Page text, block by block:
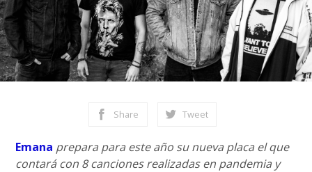
Share Tweet
Emana prepara para este año su nueva placa el que
contará con 8 canciones realizadas en pandemia y